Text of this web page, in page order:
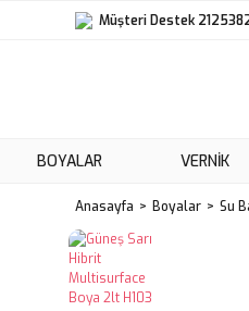
Müşteri Destek
BOYALAR VERNIK
Anasayfa Boyalar Su